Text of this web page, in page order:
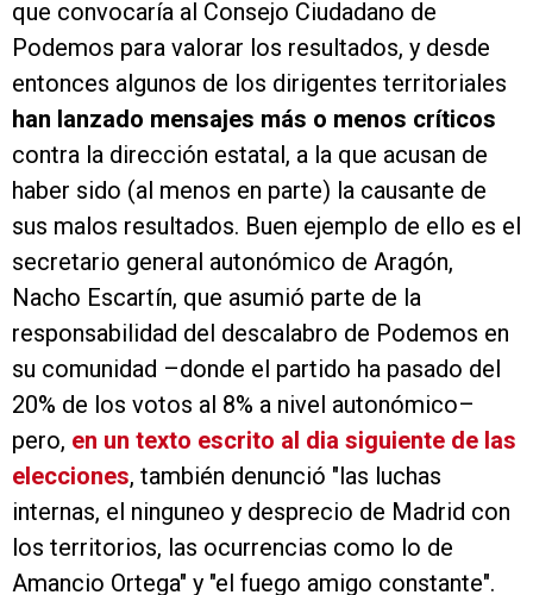
que convocaría al Consejo Ciudadano de
Podemos para valorar los resultados, y desde
entonces algunos de los dirigentes territoriales
han lanzado mensajes más o menos críticos
contra la dirección estatal, a la que acusan de
haber sido (al menos en parte) la causante de
sus malos resultados. Buen ejemplo de ello es el
secretario general autonómico de Aragón,
Nacho Escartín, que asumió parte de la
responsabilidad del descalabro de Podemos en
su comunidad –donde el partido ha pasado del
20% de los votos al 8% a nivel autonómico–
pero, en un texto escrito al dia siguiente de las
elecciones, también denunció "las luchas
internas, el ninguneo y desprecio de Madrid con
los territorios, las ocurrencias como lo de
Amancio Ortega" y "el fuego amigo constante".